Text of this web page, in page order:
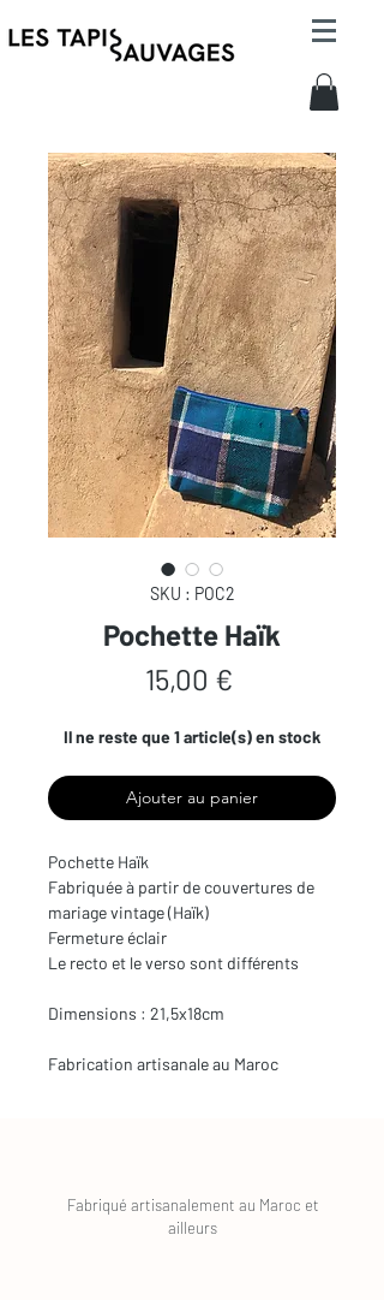
SKU : POC2
Pochette Haïk
15,00 €
Il ne reste que 1 article(s) en stock
Ajouter au panier
Pochette Haïk
Fabriquée à partir de couvertures de
mariage vintage (Haïk)
Fermeture éclair
Le recto et le verso sont différents
Dimensions : 21,5x18cm
Fabrication artisanale au Maroc
Fabriqué artisanalement au Maroc et
ailleurs